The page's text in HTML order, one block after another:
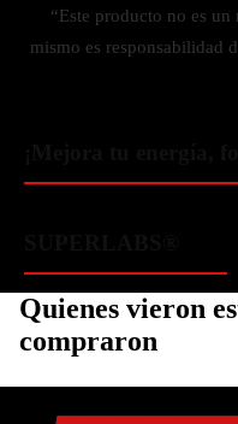
“Este producto no es
mismo es responsabilidad
Quienes vieron
compraron